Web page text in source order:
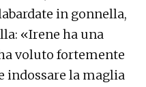
in gonnella,
«Irene ha una
voluto fortemente
indossare la maglia